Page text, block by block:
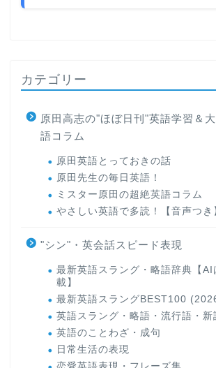
カテゴリー
原田高志の"ほぼ日刊"英語学習＆
語コラム
原田英語とっておきの話
原田先生の毎日英語！
ミスター原田の超絶英語コラム
やさしい英語で多読！【音声つき
"シン"・英会話スピード表現
最新英語スラング・略語辞典【
載】
最新英語スラングBEST100
英語スラング・略語・流行語・新
英語のことわざ・成句
日常生活の表現